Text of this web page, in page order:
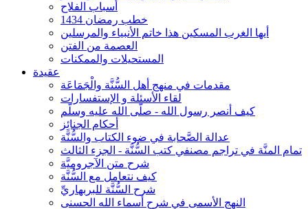
أسباب الفلاح
خطب رمضان 1434
أيها الغرب المسكين هذا خاتم الأنبياء والمرسلين
العصمة من الفتن
المستحيلات والممكنات
عقيدة
مقدمات في منهج أهل السُّنَّة والْجَمَاعَة
لقاء الأسئلة و الإستفسارات
كيف أنصر رسول الله - صلّى الله عليه وسلّم
أحكام الجنائِز
عدالة الصَّحابة في ضوء الكتاب والسُّنَّة
تمام المنَّة في تراجم مصنفي كتب السُّنَّة - الجزء الثالث
شرح متن الآجروميَّة
كيف نتعامل مع السُّنَّة
شرح السُّنَّة للبربهاريِّ
النهج الأسمى في شرح أسماء الله الحسنى